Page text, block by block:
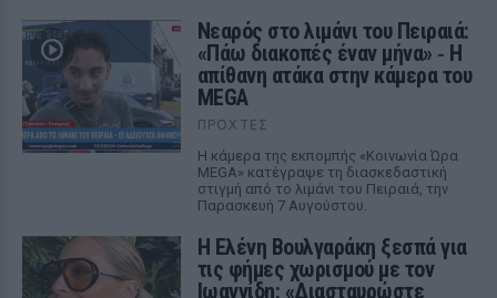
Νεαρός στο λιμάνι του Πειραιά:
«Πάω διακοπές έναν μήνα» ‑ Η
απίθανη ατάκα στην κάμερα του
MEGA
ΠΡΟΧΤΈΣ
Η κάμερα της εκπομπής «Κοινωνία Ώρα
MEGA» κατέγραψε τη διασκεδαστική
στιγμή από το λιμάνι του Πειραιά, την
Παρασκευή 7 Αυγούστου.
Η Ελένη Βουλγαράκη ξεσπά για
τις φήμες χωρισμού με τον
Ιωαννίδη: «Διασταυρώστε